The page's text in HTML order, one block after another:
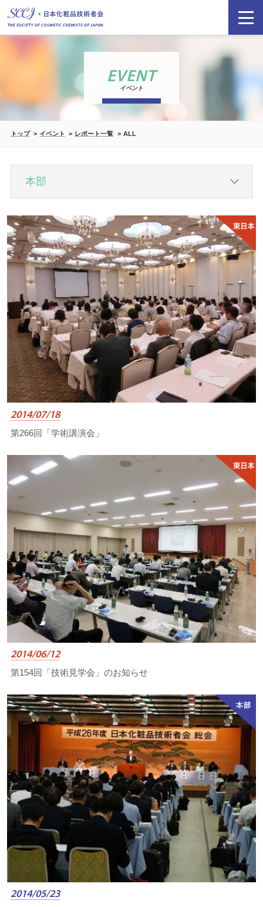
EVENT
イベント
トップ イベント レポート一覧 ALL
2014/07/18
第266回「学術講演会」
2014/06/12
第154回「技術見学会」のお知らせ
2014/05/23